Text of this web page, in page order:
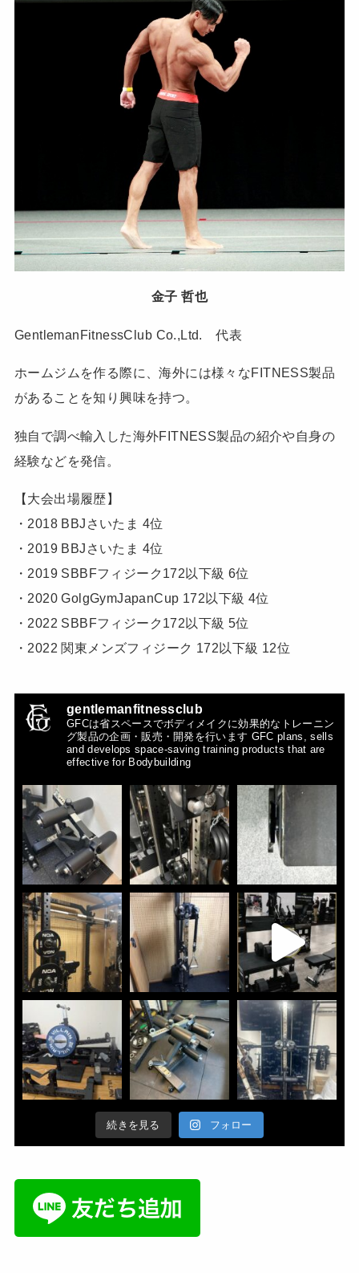
金子 哲也
GentlemanFitnessClub Co.,Ltd. 代表
ホームジムを作る際に、海外には様々なFITNESS製品
があることを知り興味を持つ。
独自で調べ輸入した海外FITNESS製品の紹介や自身の
経験などを発信。
【大会出場履歴】
・2018 BBJさいたま 4位
・2019 BBJさいたま 4位
・2019 SBBFフィジーク172以下級 6位
・2020 GolgGymJapanCup 172以下級 4位
・2022 SBBFフィジーク172以下級 5位
・2022 関東メンズフィジーク 172以下級 12位
gentlemanfitnessclub
GFCは省スペースでボディメイクに効果的なトレーニン
グ製品の企画・販売・開発を行います GFC plans, sells
and develops space-saving training products that are
effective for Bodybuilding
続きを見る フォロー